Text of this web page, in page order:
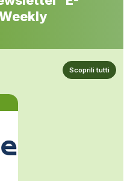
Scoprili tutti